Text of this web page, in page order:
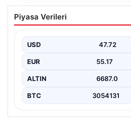
At yarışında feci kaza:
at öldü
Piyasa Verileri
USD 47.72
EUR 55.17
ALTIN 6687.0
BTC 3054131